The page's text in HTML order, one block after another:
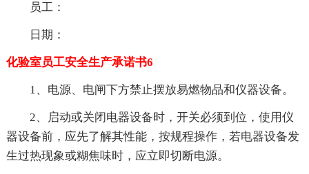
员工：
日期：
化验室员工安全生产承诺书6
1、电源、电闸下方禁止摆放易燃物品和仪器设备。
2、启动或关闭电器设备时，开关必须到位，使用仪
器设备前，应先了解其性能，按规程操作，若电器设备发
生过热现象或糊焦味时，应立即切断电源。